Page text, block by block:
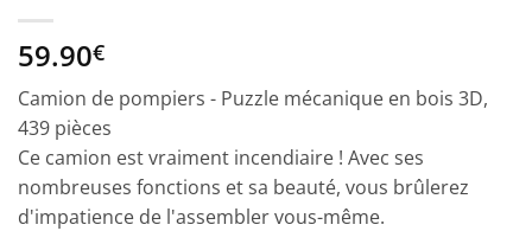
59.90€
Camion de pompiers - Puzzle mécanique en bois 3D,
439 pièces
Ce camion est vraiment incendiaire ! Avec ses
nombreuses fonctions et sa beauté, vous brûlerez
d'impatience de l'assembler vous-même.